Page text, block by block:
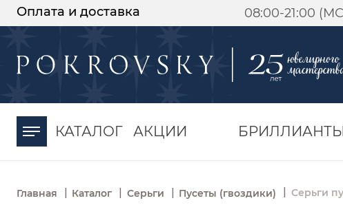
Оплата и доставка 08:00-21:00
КАТАЛОГ АКЦИИ БРИЛЛИАНТЫ
Главная | Каталог | Серьги | Пусеты (гвоздики) Серьги
-30%
момента оплаты